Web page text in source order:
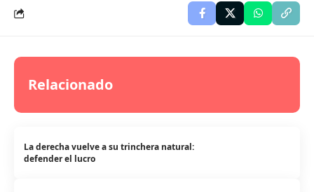
Relacionado
La derecha vuelve a su trinchera natural:
defender el lucro